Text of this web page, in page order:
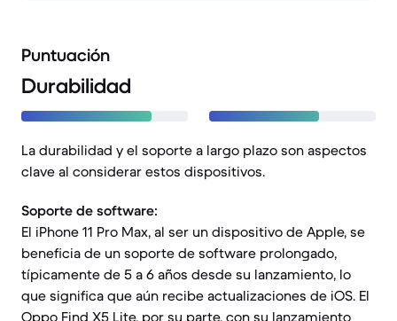
Puntuación
Durabilidad
La durabilidad y el soporte a largo plazo son aspectos
clave al considerar estos dispositivos.
Soporte de software:
El iPhone 11 Pro Max, al ser un dispositivo de Apple, se
beneficia de un soporte de software prolongado,
típicamente de 5 a 6 años desde su lanzamiento, lo
que significa que aún recibe actualizaciones de iOS. El
Oppo Find X5 Lite, por su parte, con su lanzamiento